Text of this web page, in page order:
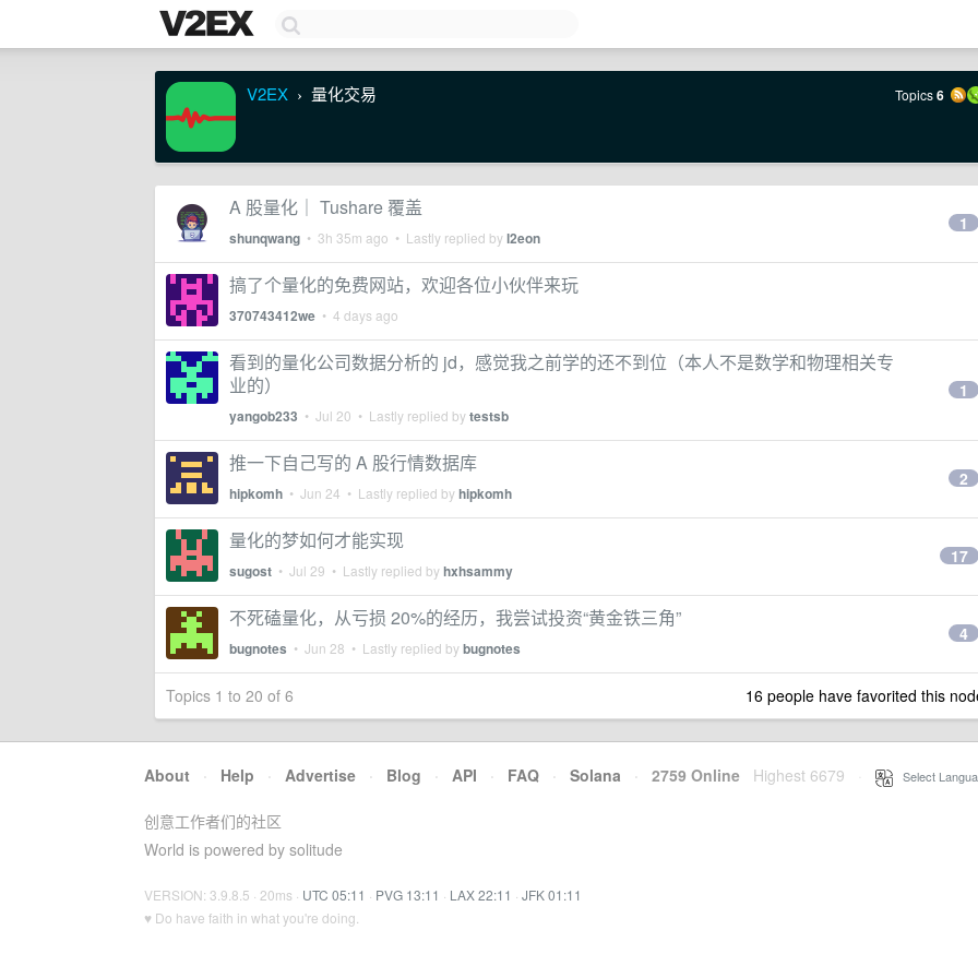
V2EX › 量化交易 Topics6
A 股量化｜ Tushare 覆盖
shunqwang • 3h 35m ago • Lastly replied byl2eon
1
搞了个量化的免费网站，欢迎各位小伙伴来玩
370743412we • 4 days ago
看到的量化公司数据分析的 jd，感觉我之前学的还不到位（本人不是数学和物理相关专
业的）
yangob233 • Jul 20 • Lastly replied bytestsb
1
推一下自己写的 A 股行情数据库
hipkomh • Jun 24 • Lastly replied byhipkomh
2
量化的梦如何才能实现
sugost • Jul 29 • Lastly replied byhxhsammy
17
不死磕量化，从亏损 20%的经历，我尝试投资“黄金铁三角”
bugnotes • Jun 28 • Lastly replied bybugnotes
4
Topics 1 to 20 of 6 16 people have favorited this
About · Help · Advertise · Blog · API · FAQ · Solana · 2759 Online Highest 6679 Select
创意工作者们的社区
World is powered by solitude
VERSION: 3.9.8.5 · 20ms · UTC 05:11 · PVG 13:11 · LAX 22:11 · JFK 01:11
♥ Do have faith in what you're doing.